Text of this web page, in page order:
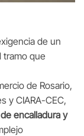
de un
tramo que
de Rosario,
y CIARA-CEC,
encalladura y